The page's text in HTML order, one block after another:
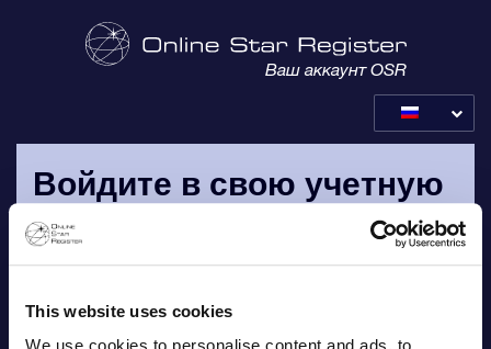
This website uses cookies
Ваш аккаунт OSR
Войдите в свою учетную
запись OSR